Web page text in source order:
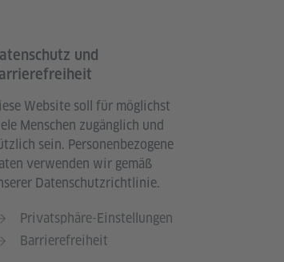
und
Website soll für möglichst
Menschen zugänglich und
sein. Personenbezogene
verwenden wir gemäß
Datenschutzrichtlinie.
Privatsphäre-Einstellungen
Barrierefreiheit